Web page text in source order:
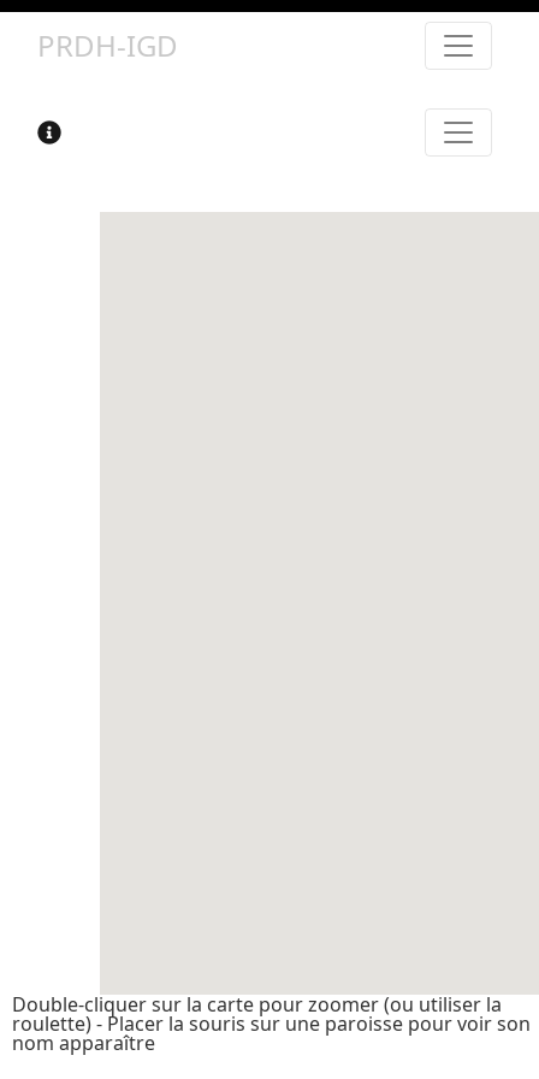
PRDH-IGD
Double-cliquer sur la carte pour zoomer (ou utiliser la
roulette) - Placer la souris sur une paroisse pour voir son
nom apparaître